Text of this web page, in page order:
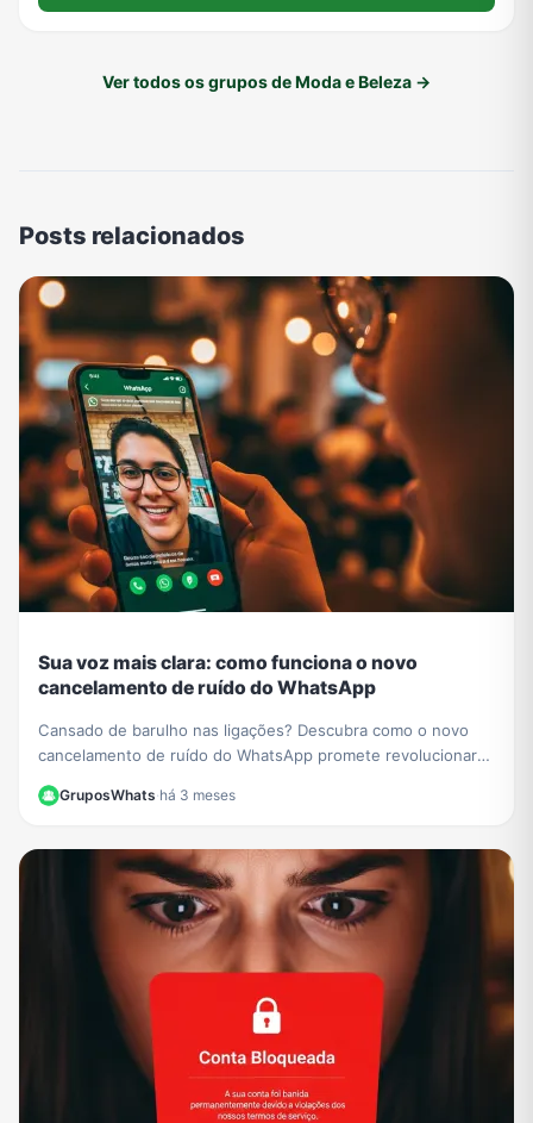
Ver todos os grupos de Moda e Beleza →
Posts relacionados
Sua voz mais clara: como funciona o novo
cancelamento de ruído do WhatsApp
Cansado de barulho nas ligações? Descubra como o novo
cancelamento de ruído do WhatsApp promete revolucionar
suas chamadas, deixando sua voz mais nítida.
GruposWhats·há 3 meses